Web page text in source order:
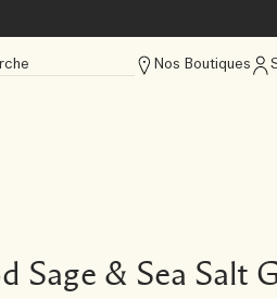
Nos Boutiques
Sage & Sea Salt